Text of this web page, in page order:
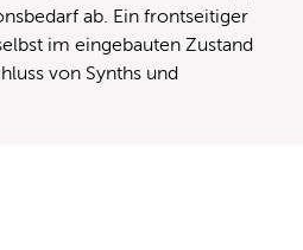
ab. Ein frontseitiger
im eingebauten Zustand
von Synths und